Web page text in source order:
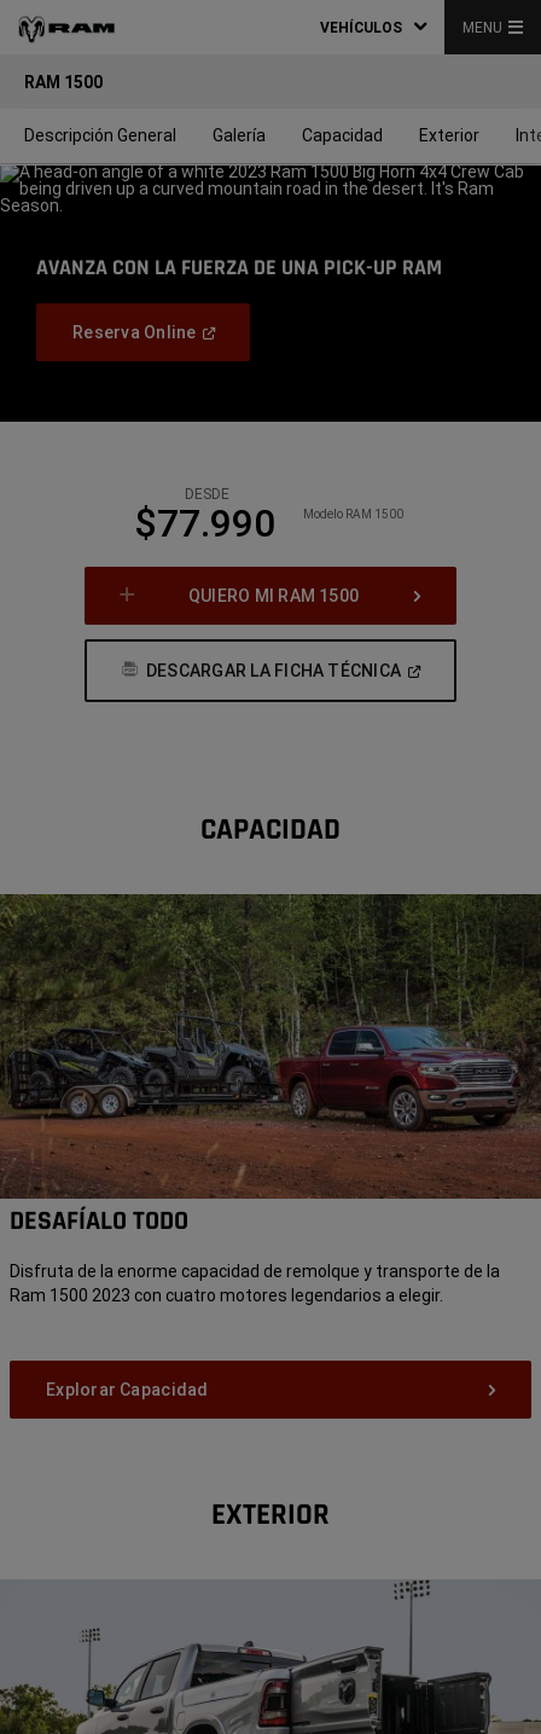
VEHÍCULOS MENU
RAM 1500
Descripción General Galería Capacidad Exterior
AVANZA CON LA FUERZA DE UNA PICK-UP RAM
,
Reserva Online( Open
DESDE
$77.990 Modelo RAM 1500
QUIERO MI RAM 1500
DESCARGAR LA FICHA TÉCNICA( Open
A
CAPACIDAD
DESAFÍALO TODO
Disfruta de la enorme capacidad de remolque y transporte de la
Ram 1500 2023 con cuatro motores legendarios a elegir.
Explorar Capacidad
EXTERIOR